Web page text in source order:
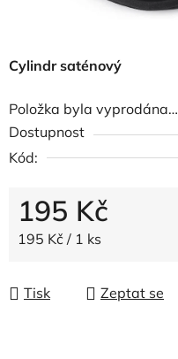
Cylindr saténový
Položka byla vyprodána…
Dostupnost
Kód:
195 Kč
Měrná cena:
195 Kč / 1 ks
Tisk Zeptat se